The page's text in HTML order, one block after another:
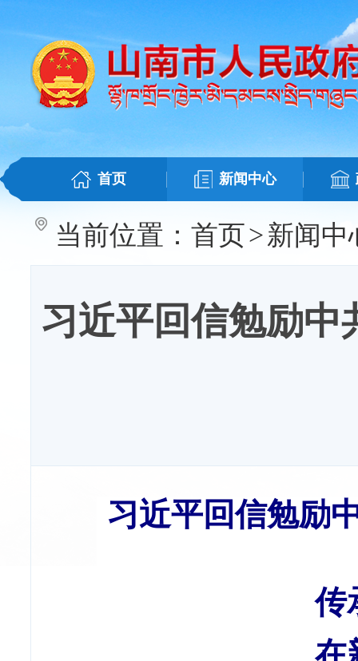
首页 新闻中心
当前位置： 首页>新闻中
习近平回信勉励中
习近平回信勉励
传
在